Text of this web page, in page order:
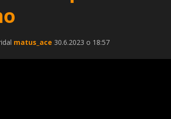
matus_ace 30.6.2023 o 18:57